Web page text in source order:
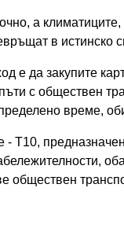
а
в истинско
е да закупите
с обществен
време,
- T10,
обществен